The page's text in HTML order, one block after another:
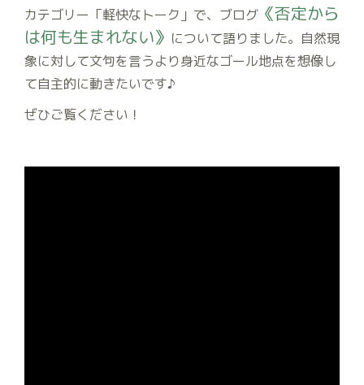
カテゴリー「軽快なトーク」で、ブログ 《否定から
は何も生まれない》 について語りました。自然現
象に対して文句を言うより身近なゴール地点を想像し
て自主的に動きたいです♪
ぜひご覧ください！